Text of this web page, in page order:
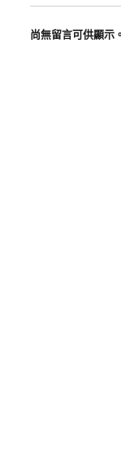
尚無留言可供顯示。